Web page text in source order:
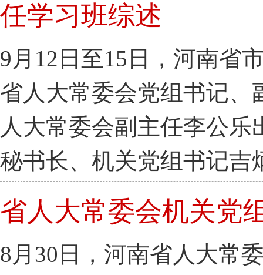
任学习班综述
9月12日至15日，河南省
省人大常委会党组书记、
人大常委会副主任李公
秘书长、机关党组书记吉
省人大常委会机关党
8月30日，河南省人大常